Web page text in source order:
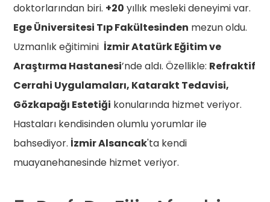
doktorlarından biri. +20 yıllık mesleki deneyimi var.
Ege Üniversitesi Tıp Fakültesinden mezun oldu.
Uzmanlık eğitimini İzmir Atatürk Eğitim ve
Araştırma Hastanesi’nde aldı. Özellikle: Refraktif
Cerrahi Uygulamaları, Katarakt Tedavisi,
Gözkapağı Estetiği konularında hizmet veriyor.
Hastaları kendisinden olumlu yorumlar ile
bahsediyor. İzmir Alsancak'ta kendi
muayanehanesinde hizmet veriyor.